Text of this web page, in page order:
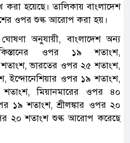
হয়েছে। তালিকায় বাংলাদেশ
ওপর শুল্ক আরোপ করা হয়।
অনুযায়ী, বাংলাদেশ অন্য
ওপর ১৯ শতাংশ,
ভারতের ওপর ২৫ শতাংশ,
ইন্দোনেশিয়ার ওপর ১৯ শতাংশ,
মিয়ানমারের ওপর ৪০
১৯ শতাংশ, শ্রীলঙ্কার ওপর ২০
২০ শতাংশ শুল্ক আরোপ করেছে